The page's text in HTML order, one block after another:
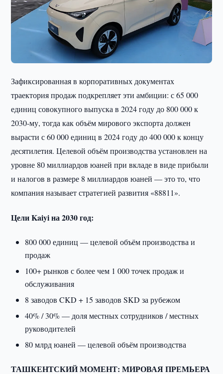
Зафиксированная в корпоративных документах
траектория продаж подкрепляет эти амбиции: с 65 000
единиц совокупного выпуска в 2024 году до 800 000 к
2030-му, тогда как объём мирового экспорта должен
вырасти с 60 000 единиц в 2024 году до 400 000 к концу
десятилетия. Целевой объём производства установлен на
уровне 80 миллиардов юаней при вкладе в виде прибыли
и налогов в размере 8 миллиардов юаней — это то, что
компания называет стратегией развития «88811».
Цели Kaiyi на 2030 год:
800 000 единиц — целевой объём производства и
продаж
100+ рынков с более чем 1 000 точек продаж и
обслуживания
8 заводов CKD + 15 заводов SKD за рубежом
40% / 30% — доля местных сотрудников / местных
руководителей
80 млрд юаней — целевой объём производства
ТАШКЕНТСКИЙ МОМЕНТ: МИРОВАЯ ПРЕМЬЕРА